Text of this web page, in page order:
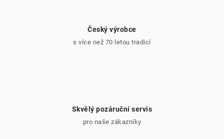
Český výrobce
s více než 70 letou tradicí
Skvělý pozáruční servis
pro naše zákazníky